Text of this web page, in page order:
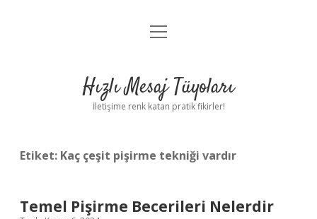
Anasayfa
Yasal Uyarı
menüyü
Hızlı Mesaj Tüyoları
İletişime renk katan pratik fikirler!
Etiket: Kaç çeşit pişirme tekniği vardır
Temel Pişirme Becerileri Nelerdir